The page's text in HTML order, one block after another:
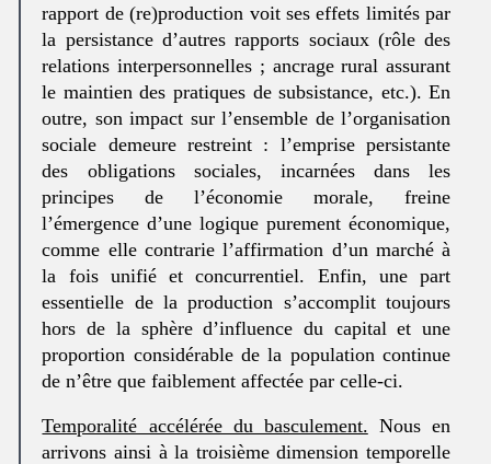
rapport de (re)production voit ses effets limités par
la persistance d’autres rapports sociaux (rôle des
relations interpersonnelles ; ancrage rural assurant
le maintien des pratiques de subsistance, etc.). En
outre, son impact sur l’ensemble de l’organisation
sociale demeure restreint : l’emprise persistante
des obligations sociales, incarnées dans les
principes de l’économie morale, freine
l’émergence d’une logique purement économique,
comme elle contrarie l’affirmation d’un marché à
la fois unifié et concurrentiel. Enfin, une part
essentielle de la production s’accomplit toujours
hors de la sphère d’influence du capital et une
proportion considérable de la population continue
de n’être que faiblement affectée par celle-ci.
Temporalité accélérée du basculement. Nous en
arrivons ainsi à la troisième dimension temporelle